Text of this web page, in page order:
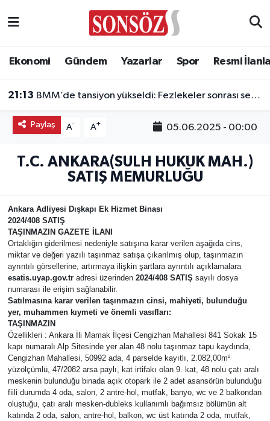
Ekonomi Gündem Yazarlar Spor Resmi
21:13 BMM’de tansiyon yükseldi: Fezlekeler sonrası sert açıklamalar
Paylaş A- A+ 05.06.2025 - 00:00
T.C. ANKARA(SULH HUKUK MAH.)
SATIŞ MEMURLUĞU
Ankara Adliyesi Dışkapı Ek Hizmet Binası
2024/408 SATIŞ
TAŞINMAZIN GAZETE İLANI
Ortaklığın giderilmesi nedeniyle satışına karar verilen aşağıda cins,
miktar ve değeri yazılı taşınmaz satışa çıkarılmış olup, taşınmazın
ayrıntılı görsellerine, artırmaya ilişkin şartlara ayrıntılı açıklamalara
esatis.uyap.gov.tradresi üzerinden 2024/408 SATIŞ sayılı dosya
numarası ile erişim sağlanabilir.
Satılmasına karar verilen taşınmazın cinsi, mahiyeti, bulunduğu
yer, muhammen kıymeti ve önemli vasıfları:
TAŞINMAZIN
Özellikleri : Ankara İli Mamak İlçesi Cengizhan Mahallesi 841 Sokak 15
kapı numaralı Alp Sitesinde yer alan 48 nolu taşınmaz tapu kaydında,
Cengizhan Mahallesi, 50992 ada, 4 parselde kayıtlı, 2.082,00m²
yüzölçümlü, 47/2082 arsa paylı, kat irtifakı olan 9. kat, 48 nolu çatı aralı
meskenin bulunduğu binada açık otopark ile 2 adet asansörün bulunduğu
fiili durumda 4 oda, salon, 2 antre-hol, mutfak, banyo, wc ve 2 balkondan
oluştuğu, çatı aralı mesken-dubleks kullanımlı bağımsız bölümün alt
katında 2 oda, salon, antre-hol, balkon, wc üst katında 2 oda, mutfak,
Asayiş
Çevre
Dünya
Eğitim
Ekonomi
Eleman
Emlak
Gündem
Gurme
Ankara Nöbetçi Eczaneler
Süper Lig Puan Durumu ve Fikstür
Son Dakika Haberleri
Haber Arşivi